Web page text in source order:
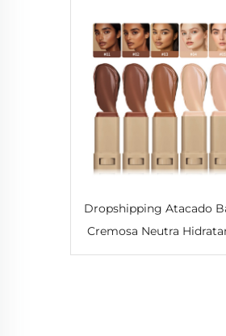
Dropshipping Atacado
Cremosa Neutra
e Translúcido para